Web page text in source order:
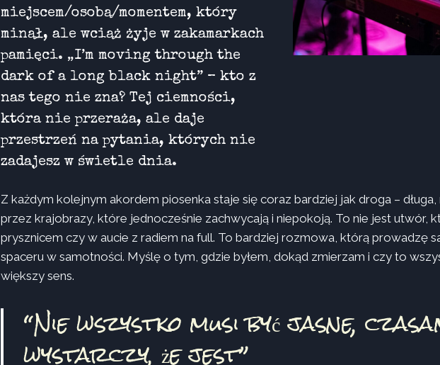
miejscem/osobą/momentem, który
minął, ale wciąż żyje w zakamarkach
pamięci. „I’m moving through the
dark of a long black night” – kto z
nas tego nie zna? Tej ciemności,
która nie przeraża, ale daje
przestrzeń na pytania, których nie
zadajesz w świetle dnia.
Z każdym kolejnym akordem piosenka staje się coraz bardziej jak droga – długa,
przez krajobrazy, które jednocześnie zachwycają i niepokoją. To nie jest utwór,
prysznicem czy w aucie z radiem na full. To bardziej rozmowa, którą prowadzę
spaceru w samotności. Myślę o tym, gdzie byłem, dokąd zmierzam i czy to
większy sens.
“Nie wszystko musi być jasne,
wystarczy, że jest”